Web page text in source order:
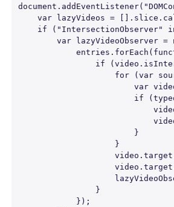
var lazyVideos =
if ("IntersectionObserver"
var lazyVideoObserver =
if
for (var
var
if
                        }
                    }
                }
            });